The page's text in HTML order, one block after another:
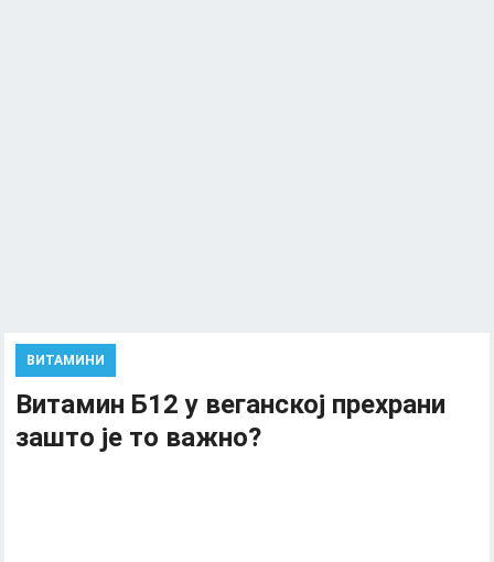
ВИТАМИНИ
Витамин Б12 у веганској прехрани
зашто је то важно?